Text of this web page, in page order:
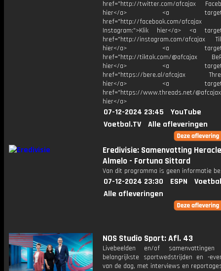
href="http://twitter.com/afcajax
hier</a> <a
href="http://facebook.com/afcajax
Instagram:">Klik hier</a> <a
href="http://instagram.com/afcajax
hier</a> <a
href="http://tiktok.com/@afcajax
hier</a> <a
href="https://bere.al/afcajax
hier</a> <a
href="https://www.threads.net/
hier</a>
07-12-2024 23:45
YouTube
Voetbal.TV
Alle afleveringen
Eredivisie: Samenvatting
Almelo - Fortuna Sittard
Van dit programma is geen informatie
07-12-2024 23:30 ESPN
Alle afleveringen
NOS Studio Sport: Afl. 43
Livebeelden en/of
belangrijkste sportwedstrijden en -
van de dag, met interviews en